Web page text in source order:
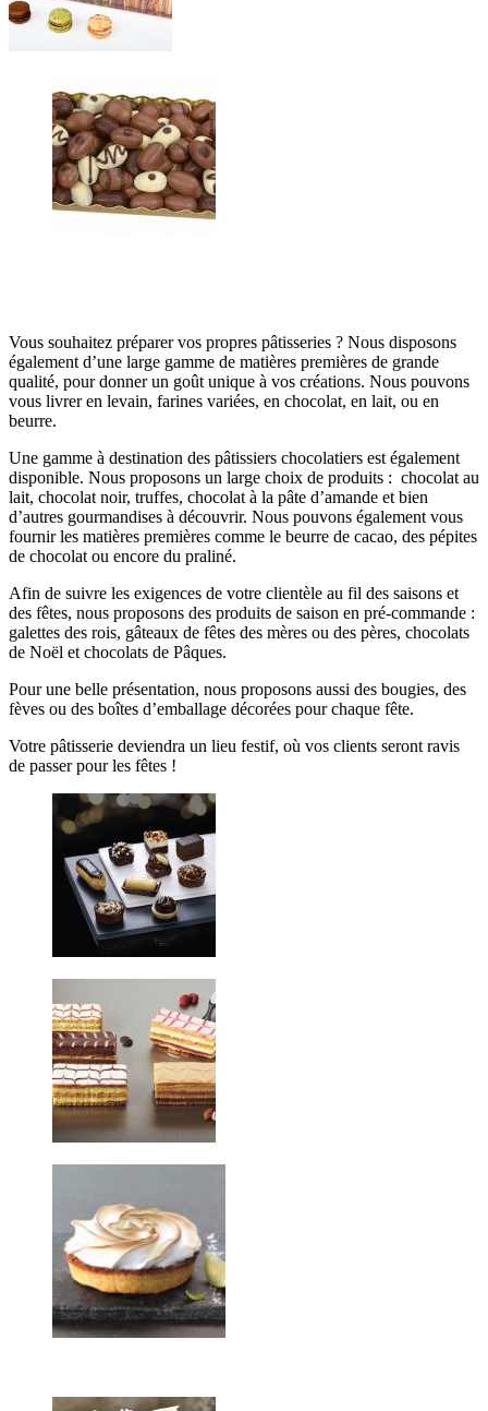
Vous souhaitez préparer vos propres pâtisseries ? Nous disposons
également d’une large gamme de matières premières de grande
qualité, pour donner un goût unique à vos créations. Nous pouvons
vous livrer en levain, farines variées, en chocolat, en lait, ou en
beurre.
Une gamme à destination des pâtissiers chocolatiers est également
disponible. Nous proposons un large choix de produits : chocolat au
lait, chocolat noir, truffes, chocolat à la pâte d’amande et bien
d’autres gourmandises à découvrir. Nous pouvons également vous
fournir les matières premières comme le beurre de cacao, des pépites
de chocolat ou encore du praliné.
Afin de suivre les exigences de votre clientèle au fil des saisons et
des fêtes, nous proposons des produits de saison en pré-commande :
galettes des rois, gâteaux de fêtes des mères ou des pères, chocolats
de Noël et chocolats de Pâques.
Pour une belle présentation, nous proposons aussi des bougies, des
fèves ou des boîtes d’emballage décorées pour chaque fête.
Votre pâtisserie deviendra un lieu festif, où vos clients seront ravis
de passer pour les fêtes !